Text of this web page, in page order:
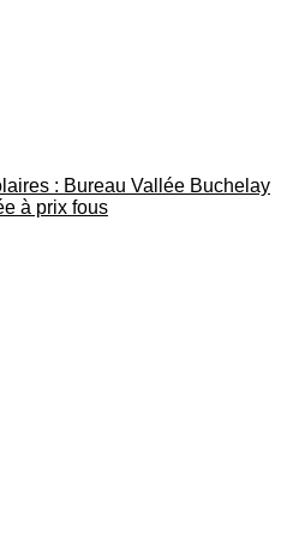
: Bureau Vallée Buchelay
à prix fous